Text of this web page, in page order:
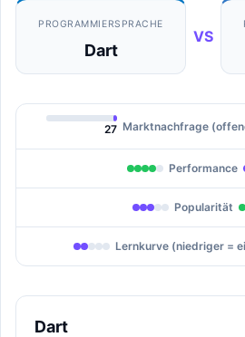
PROGRAMMIERSPRACHE
Dart
VS
27 Marktnachfrage
Performance
Popularität
Lernkurve (niedriger =
Dart